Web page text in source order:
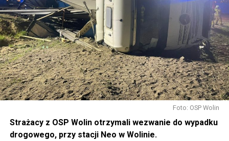
Foto: OSP Wolin
Strażacy z OSP Wolin otrzymali wezwanie do wypadku
drogowego, przy stacji Neo w Wolinie.